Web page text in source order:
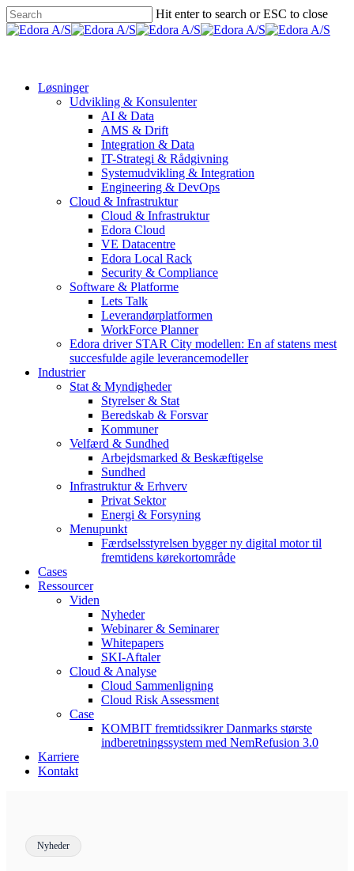
Skip
to
Hit enter to search or ESC to close
Close
Løsninger
Udvikling & Konsulenter
AI & Data
AMS & Drift
Integration & Data
IT-Strategi & Rådgivning
Systemudvikling & Integration
Engineering & DevOps
Cloud & Infrastruktur
Cloud & Infrastruktur
Edora Cloud
VE Datacentre
Edora Local Rack
Security & Compliance
Software & Platforme
Lets Talk
Leverandørplatformen
WorkForce Planner
Edora driver STAR City modellen: En af statens mest
succesfulde agile leverancemodeller
Industrier
Stat & Myndigheder
Styrelser & Stat
Beredskab & Forsvar
Kommuner
Velfærd & Sundhed
Arbejdsmarked & Beskæftigelse
Sundhed
Infrastruktur & Erhverv
Privat Sektor
Energi & Forsyning
Menupunkt
Færdselsstyrelsen bygger ny digital motor til
fremtidens kørekortområde
Cases
Ressourcer
Viden
Nyheder
Webinarer & Seminarer
Whitepapers
SKI-Aftaler
Cloud & Analyse
Cloud Sammenligning
Cloud Risk Assessment
Case
KOMBIT fremtidssikrer Danmarks største
indberetningssystem med NemRefusion 3.0
Karriere
Kontakt
Nyheder